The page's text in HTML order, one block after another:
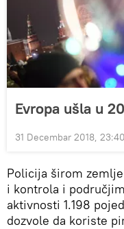
Evropa ušla u
31 Decembar 2018, 23:40
Policija širom
i kontrola i
aktivnosti 1.198
dozvole da koriste